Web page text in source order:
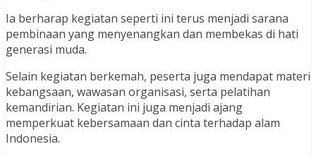
Ia berharap kegiatan seperti ini terus menjadi sarana
pembinaan yang menyenangkan dan membekas di hati
generasi muda.
Selain kegiatan berkemah, peserta juga mendapat materi
kebangsaan, wawasan organisasi, serta pelatihan
kemandirian. Kegiatan ini juga menjadi ajang
memperkuat kebersamaan dan cinta terhadap alam
Indonesia.